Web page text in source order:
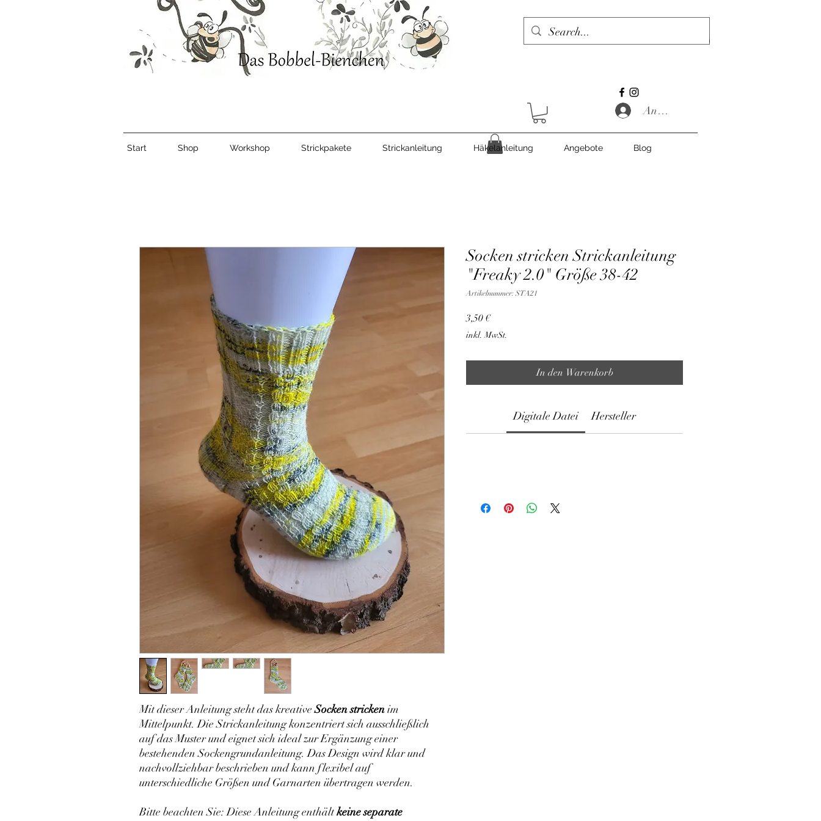
Anmelden
Start Shop Workshop Strickpakete Strickanleitung Häkelanleitung Angebote Blog
Mit dieser Anleitung steht das kreativeSocken strickenim
Mittelpunkt. Die Strickanleitung konzentriert sich ausschließlich
auf das Muster und eignet sich ideal zur Ergänzung einer
bestehenden Sockengrundanleitung. Das Design wird klar und
nachvollziehbar beschrieben und kann flexibel auf
unterschiedliche Größen und Garnarten übertragen werden.
Bitte beachten Sie: Diese Anleitung enthältkeine separate
Socken stricken Strickanleitung
"Freaky 2.0" Größe 38-42
Artikelnummer: STA21
3,50 €Preis
inkl. MwSt.
In den Warenkorb
Digitale Datei Hersteller